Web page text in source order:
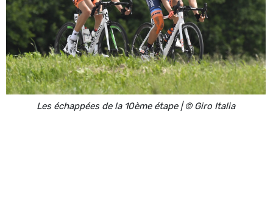
Les échappées de la 10ème étape | © Giro Italia